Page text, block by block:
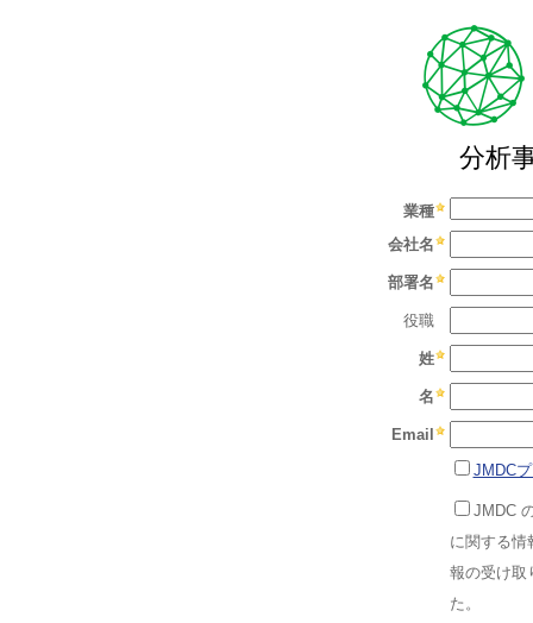
業種
会社名
部署名
役職
姓
名
Email
JMDC
JMDC
に関する情
報の受け取
た。
分析